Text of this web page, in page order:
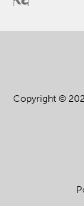
Copyright ©